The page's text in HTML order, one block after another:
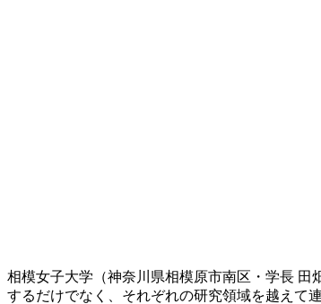
相模女子大学（神奈川県相模原市南区・学⾧ 田
するだけでなく、それぞれの研究領域を越えて